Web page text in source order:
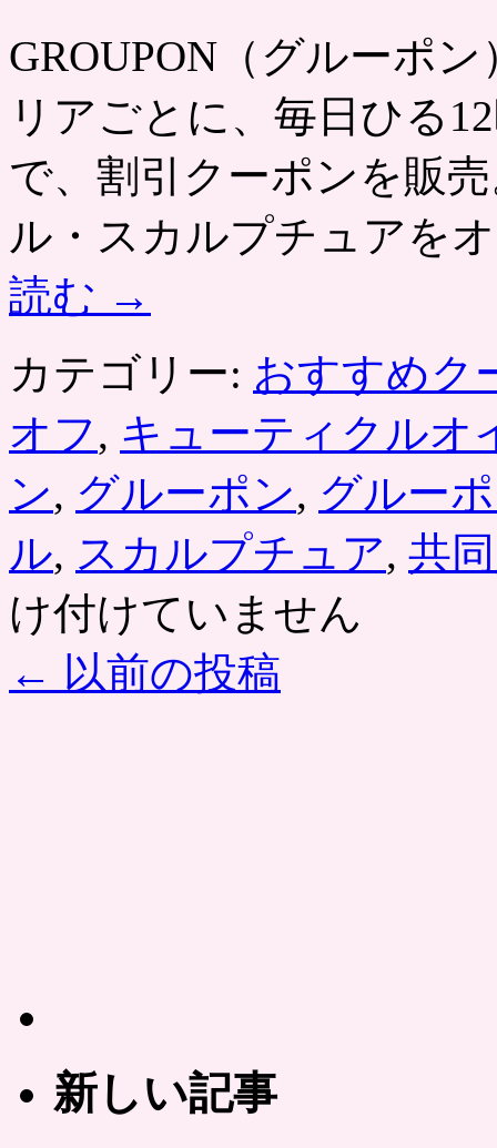
GROUPON（グルーポ
リアごとに、毎日ひる
で、割引クーポンを販
ル・スカルプチュアを
読む →
カテゴリー: おすすめク
オフ, キューティクルオ
ン, グルーポン, グルー
ル, スカルプチュア, 共
け付けていません
← 以前の投稿
新しい記事